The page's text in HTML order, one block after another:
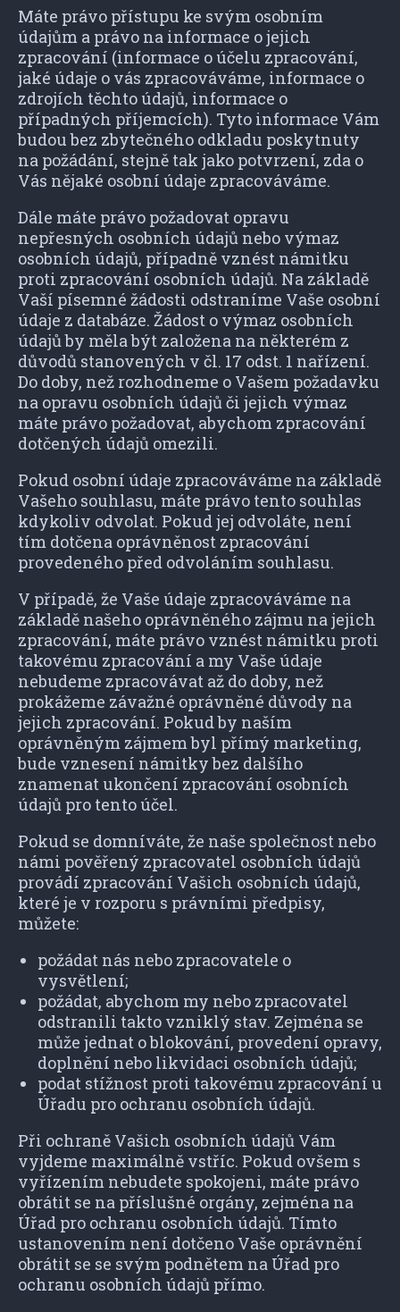
Máte právo přístupu ke svým osobním
údajům a právo na informace o jejich
zpracování (informace o účelu zpracování,
jaké údaje o vás zpracováváme, informace o
zdrojích těchto údajů, informace o
případných příjemcích). Tyto informace Vám
budou bez zbytečného odkladu poskytnuty
na požádání, stejně tak jako potvrzení, zda o
Vás nějaké osobní údaje zpracováváme.
Dále máte právo požadovat opravu
nepřesných osobních údajů nebo výmaz
osobních údajů, případně vznést námitku
proti zpracování osobních údajů. Na základě
Vaší písemné žádosti odstraníme Vaše osobní
údaje z databáze. Žádost o výmaz osobních
údajů by měla být založena na některém z
důvodů stanovených v čl. 17 odst. 1 nařízení.
Do doby, než rozhodneme o Vašem požadavku
na opravu osobních údajů či jejich výmaz
máte právo požadovat, abychom zpracování
dotčených údajů omezili.
Pokud osobní údaje zpracováváme na základě
Vašeho souhlasu, máte právo tento souhlas
kdykoliv odvolat. Pokud jej odvoláte, není
tím dotčena oprávněnost zpracování
provedeného před odvoláním souhlasu.
V případě, že Vaše údaje zpracováváme na
základě našeho oprávněného zájmu na jejich
zpracování, máte právo vznést námitku proti
takovému zpracování a my Vaše údaje
nebudeme zpracovávat až do doby, než
prokážeme závažné oprávněné důvody na
jejich zpracování. Pokud by naším
oprávněným zájmem byl přímý marketing,
bude vznesení námitky bez dalšího
znamenat ukončení zpracování osobních
údajů pro tento účel.
Pokud se domníváte, že naše společnost nebo
námi pověřený zpracovatel osobních údajů
provádí zpracování Vašich osobních údajů,
které je v rozporu s právními předpisy,
můžete:
požádat nás nebo zpracovatele o
vysvětlení;
požádat, abychom my nebo zpracovatel
odstranili takto vzniklý stav. Zejména se
může jednat o blokování, provedení opravy,
doplnění nebo likvidaci osobních údajů;
podat stížnost proti takovému zpracování u
Úřadu pro ochranu osobních údajů.
Při ochraně Vašich osobních údajů Vám
vyjdeme maximálně vstříc. Pokud ovšem s
vyřízením nebudete spokojeni, máte právo
obrátit se na příslušné orgány, zejména na
Úřad pro ochranu osobních údajů. Tímto
ustanovením není dotčeno Vaše oprávnění
obrátit se se svým podnětem na Úřad pro
ochranu osobních údajů přímo.